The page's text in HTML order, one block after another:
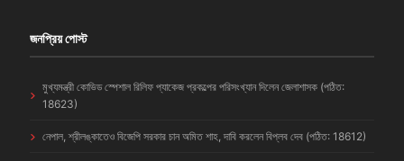
জনপ্রিয় পোস্ট
মুখ্যমন্ত্রী কোভিড স্পেশাল রিলিফ প্যাকেজ প্রকল্পের পরিসংখ্যান দিলেন জেলাশাসক (পঠিত:
18623)
নেপাল, শ্রীলঙ্কাতেও বিজেপি সরকার চান অমিত শাহ, দাবি করলেন বিপ্লব দেব (পঠিত: 18612)